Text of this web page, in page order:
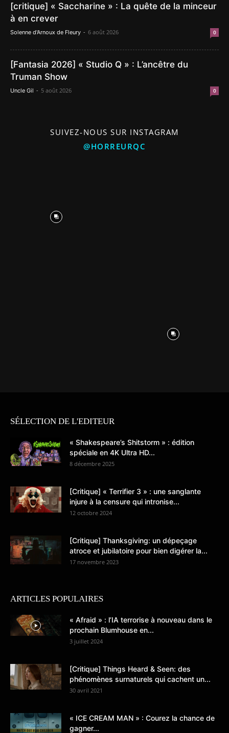
[critique] « Saccharine » : La quête de la minceur
à en crever
Solenne d'Arnoux de Fleury - 6 août 2026 0
[Fantasia 2026] « Studio Q » : L’ancêtre du
Truman Show
Uncle Gil - 5 août 2026 0
SUIVEZ-NOUS SUR INSTAGRAM
@HORREURQC
SÉLECTION DE L'EDITEUR
« Shakespeare’s Shitstorm » : édition
spéciale en 4K Ultra HD...
8 décembre 2025
[Critique] « Terrifier 3 » : une sanglante
injure à la censure qui intronise...
12 octobre 2024
[Critique] Thanksgiving: un dépeçage
atroce et jubilatoire pour bien digérer la...
17 novembre 2023
ARTICLES POPULAIRES
« Afraid » : l’IA terrorise à nouveau dans le
prochain Blumhouse en...
3 juillet 2024
[Critique] Things Heard & Seen: des
phénomènes surnaturels qui cachent un...
30 avril 2021
« ICE CREAM MAN » : Courez la chance de
gagner...